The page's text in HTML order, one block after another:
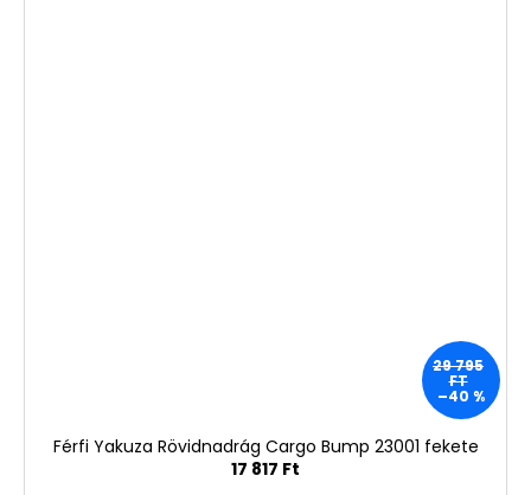
29 795
FT
–40 %
Férfi Yakuza Rövidnadrág Cargo Bump 23001 fekete
17 817 Ft